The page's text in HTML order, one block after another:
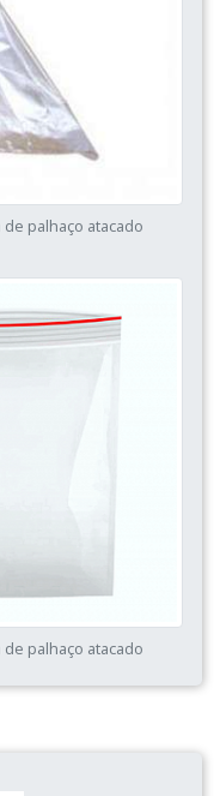
palhaço atacado
palhaço atacado